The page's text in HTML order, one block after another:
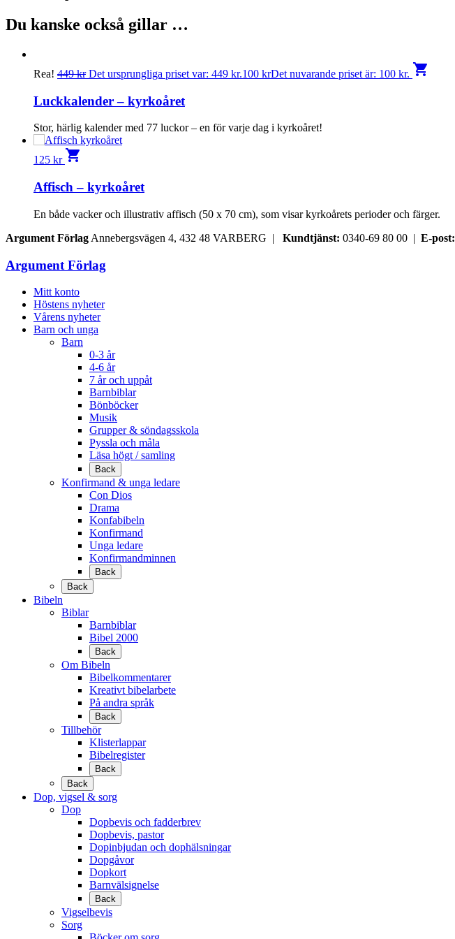
Du kanske också gillar …
Rea! 449kr Det ursprungliga priset var: 449 kr.100 krDet nuvarande priset är: 100 kr. shopping_cart
Luckkalender – kyrkoåret
Stor, härlig kalender med 77 luckor – en för varje dag i kyrkoåret!
125 kr shopping_cart
Affisch – kyrkoåret
En både vacker och illustrativ affisch (50 x 70 cm), som visar kyrkoårets perioder och färger.
Argument Förlag Annebergsvägen 4, 432 48 VARBERG | Kundtjänst: 0340-69 80 00 | E-post:
Argument Förlag
Mitt konto
Höstens nyheter
Vårens nyheter
Barn och unga
Barn
0-3 år
4-6 år
7 år och uppåt
Barnbiblar
Bönböcker
Musik
Grupper & söndagsskola
Pyssla och måla
Läsa högt / samling
Back
Konfirmand & unga ledare
Con Dios
Drama
Konfabibeln
Konfirmand
Unga ledare
Konfirmandminnen
Back
Back
Bibeln
Biblar
Barnbiblar
Bibel 2000
Back
Om Bibeln
Bibelkommentarer
Kreativt bibelarbete
På andra språk
Back
Tillbehör
Klisterlappar
Bibelregister
Back
Back
Dop, vigsel & sorg
Dop
Dopbevis och fadderbrev
Dopbevis, pastor
Dopinbjudan och dophälsningar
Dopgåvor
Dopkort
Barnvälsignelse
Back
Vigselbevis
Sorg